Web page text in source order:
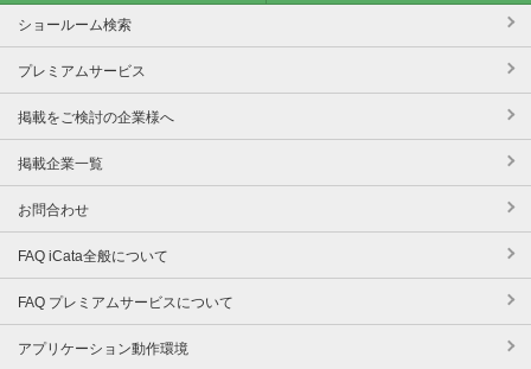
ショールーム検索
プレミアムサービス
掲載をご検討の企業様へ
掲載企業一覧
お問合わせ
FAQ iCata全般について
FAQ プレミアムサービスについて
アプリケーション動作環境